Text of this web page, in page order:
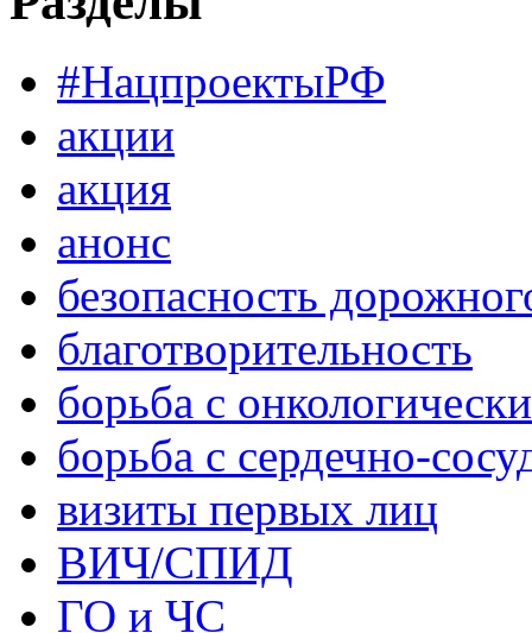
#НацпроектыРФ
акции
акция
анонс
безопасность
благотворительность
борьба с
борьба с сердечно-
визиты первых лиц
ВИЧ/СПИД
ГО и ЧС